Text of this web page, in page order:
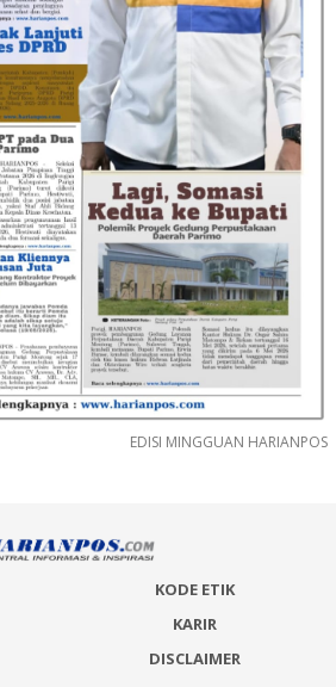
EDISI MINGGUAN HARIANPOS
KODE ETIK
KARIR
DISCLAIMER